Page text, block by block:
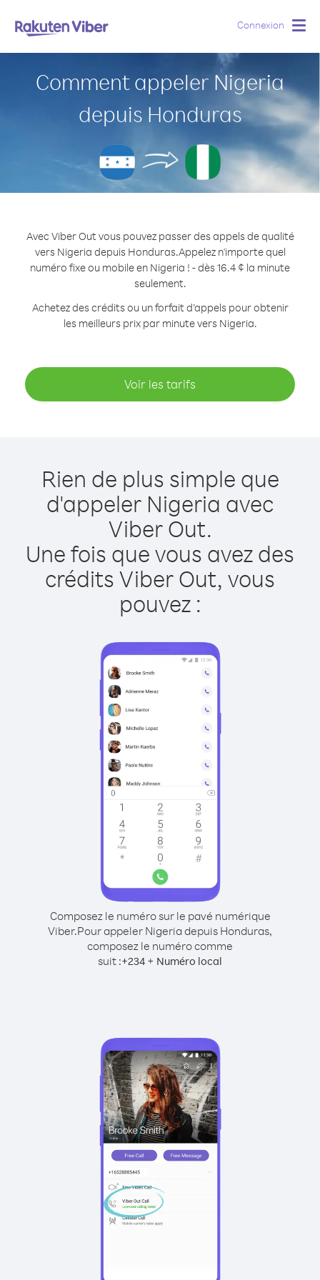
Connexion
Comment appeler Nigeria
depuis Honduras
Avec Viber Out vous pouvez passer des appels de qualité
vers Nigeria depuis Honduras.Appelez n'importe quel
numéro fixe ou mobile en Nigeria ! - dès 16.4 ¢ la minute
seulement.
Achetez des crédits ou un forfait d’appels pour obtenir
les meilleurs prix par minute vers Nigeria.
Voir les tarifs
Rien de plus simple que
d'appeler Nigeria avec
Viber Out.
Une fois que vous avez des
crédits Viber Out, vous
pouvez :
Composez le numéro sur le pavé numérique
Viber.Pour appeler Nigeria depuis Honduras,
composez le numéro comme
suit :+234 + Numéro local